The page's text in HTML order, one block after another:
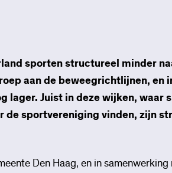
sporten structureel minder
aan de beweegrichtlijnen, en
lager. Juist in deze wijken,
de sportvereniging vinden, zijn
Den Haag, en in